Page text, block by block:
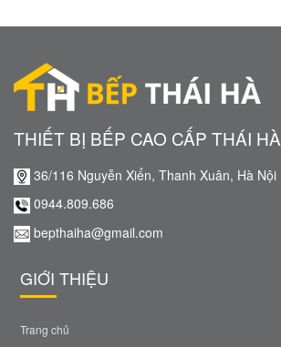
THIẾT BỊ BẾP CAO CẤP THÁI HÀ
36/116 Nguyễn Xiển, Thanh Xuân, Hà Nội
0944.809.686
bepthaiha@gmail.com
GIỚI THIỆU
Trang chủ